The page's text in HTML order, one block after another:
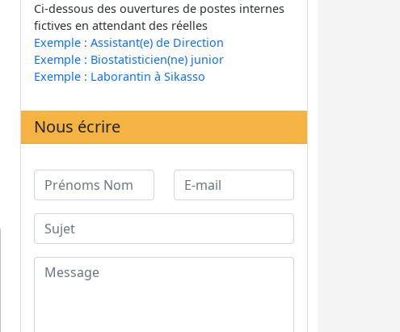
Ci-dessous des ouvertures de postes internes
fictives en attendant des réelles
Exemple : Assistant(e) de Direction
Exemple : Biostatisticien(ne) junior
Exemple : Laborantin à Sikasso
Nous écrire